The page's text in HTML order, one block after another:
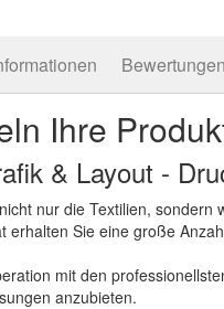
Bewertungen
Ihre
& Layout -
nur die Textilien,
erhalten Sie eine große
mit den
anzubieten.